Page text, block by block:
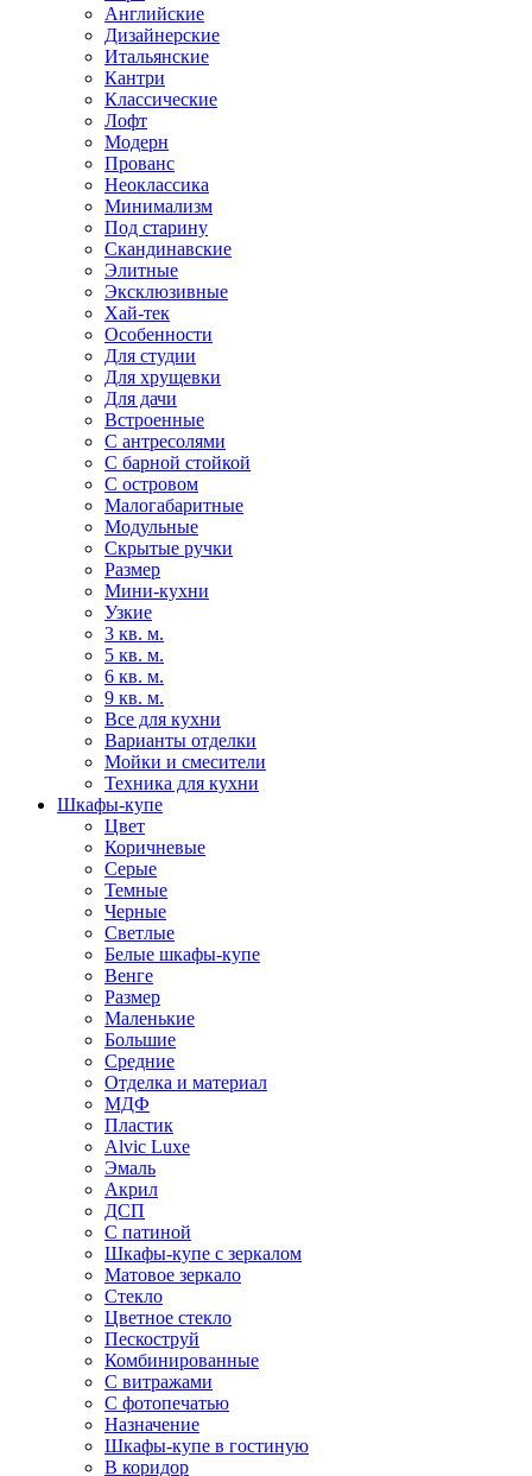
Английские
Дизайнерские
Итальянские
Кантри
Классические
Лофт
Модерн
Прованс
Неоклассика
Минимализм
Под старину
Скандинавские
Элитные
Эксклюзивные
Хай-тек
Особенности
Для студии
Для хрущевки
Для дачи
Встроенные
С антресолями
С барной стойкой
С островом
Малогабаритные
Модульные
Скрытые ручки
Размер
Мини-кухни
Узкие
3 кв. м.
5 кв. м.
6 кв. м.
9 кв. м.
Все для кухни
Варианты отделки
Мойки и смесители
Техника для кухни
Шкафы-купе
Цвет
Коричневые
Серые
Темные
Черные
Светлые
Белые шкафы-купе
Венге
Размер
Маленькие
Большие
Средние
Отделка и материал
МДФ
Пластик
Alvic Luxe
Эмаль
Акрил
ДСП
С патиной
Шкафы-купе с зеркалом
Матовое зеркало
Стекло
Цветное стекло
Пескоструй
Комбинированные
С витражами
С фотопечатью
Назначение
Шкафы-купе в гостиную
В коридор